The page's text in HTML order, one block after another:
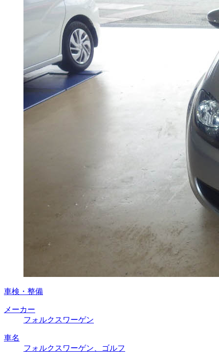
車検・整備
メーカー
フォルクスワーゲン
車名
フォルクスワーゲン、ゴルフ